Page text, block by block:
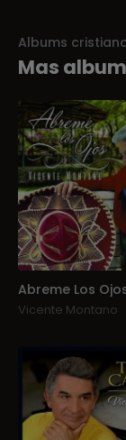
Albums
Mas
Abreme Los
Vicente Montano